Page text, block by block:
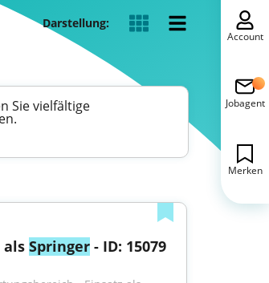
Darstellung:
Sie vielfältige
als Springer - ID: 15079
Account
Jobagent
Merken